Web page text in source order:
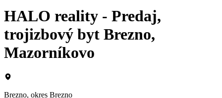
HALO reality - Predaj,
trojizbový byt Brezno,
Mazorníkovo
Brezno, okres Brezno